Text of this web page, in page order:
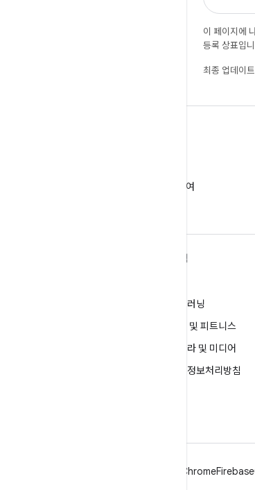
이 페이지에
등록 상표입
최종 업데이
@GooglePlayBiz를 팔로우하여
탐색
머신러닝
건강 및 피트니스
카메라 및 미디어
개인정보처리방침
ChromeFirebase